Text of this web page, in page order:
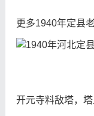
更多1940年定县
开元寺料敌塔，塔